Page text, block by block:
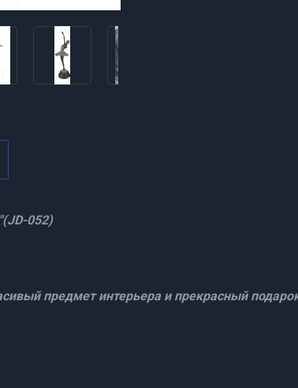
052)
предмет интерьера и прекрасный